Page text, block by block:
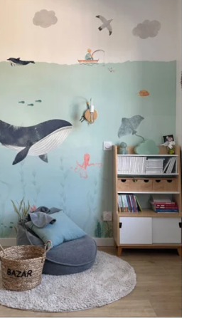
du mur.
ample et immersif.
la largeur (montées